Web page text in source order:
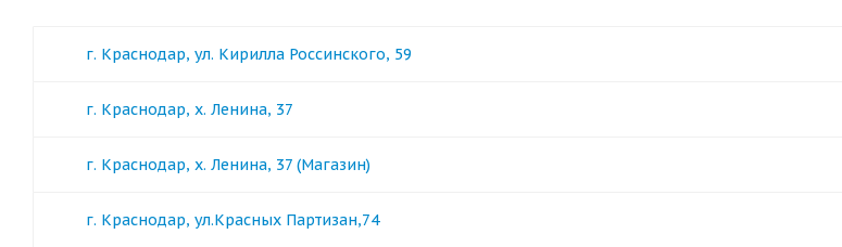
г. Краснодар, ул. Кирилла Россинского, 59
г. Краснодар, х. Ленина, 37
г. Краснодар, х. Ленина, 37 (Магазин)
г. Краснодар, ул.Красных Партизан,74